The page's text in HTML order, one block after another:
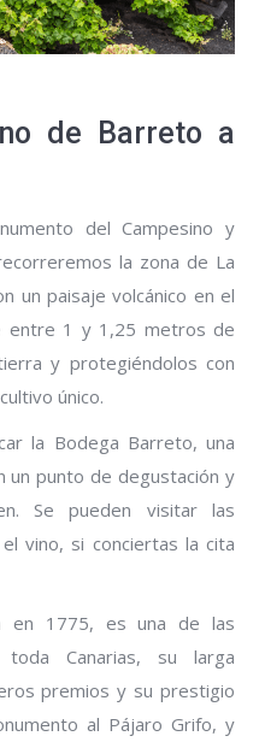
de Barreto a
del Campesino y
la zona de La
un paisaje volcánico en el
entre 1 y 1,25 metros de
y protegiéndolos con
único.
la Bodega Barreto, una
un punto de degustación y
Se pueden visitar las
vino, si conciertas la cita
en 1775, es una de las
Canarias, su larga
premios y su prestigio
al Pájaro Grifo, y